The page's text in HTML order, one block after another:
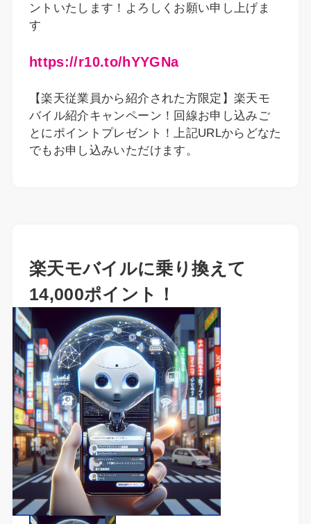
ントいたします！よろしくお願い申し上げま
す
https://r10.to/hYYGNa
【楽天従業員から紹介された方限定】楽天モ
バイル紹介キャンペーン！回線お申し込みご
とにポイントプレゼント！上記URLからどなた
でもお申し込みいただけます。
楽天モバイルに乗り換えて
14,000ポイント！